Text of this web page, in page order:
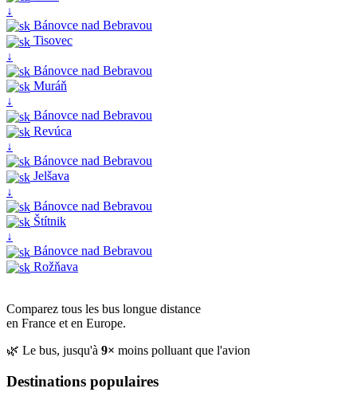
↓
Bánovce nad Bebravou
Tisovec
↓
Bánovce nad Bebravou
Muráň
↓
Bánovce nad Bebravou
Revúca
↓
Bánovce nad Bebravou
Jelšava
↓
Bánovce nad Bebravou
Štítnik
↓
Bánovce nad Bebravou
Rožňava
Comparez tous les bus longue distance
en France et en Europe.
🌿 Le bus, jusqu'à 9× moins polluant que l'avion
Destinations populaires